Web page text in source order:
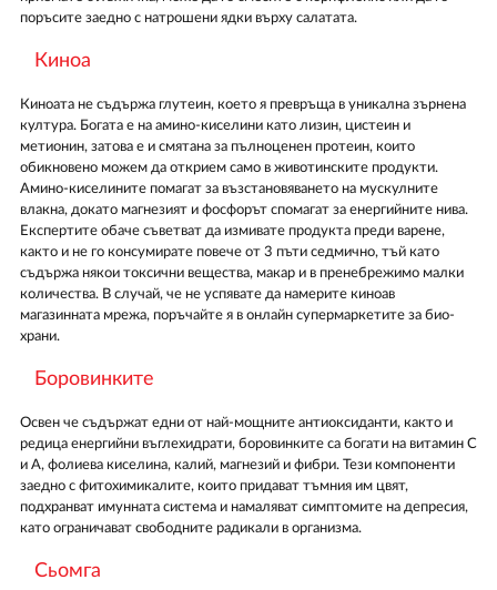
поръсите заедно с натрошени ядки върху салатата.
Киноа
Киноата не съдържа глутеин, което я превръща в уникална зърнена
култура. Богата е на амино-киселини като лизин, цистеин и
метионин, затова е и смятана за пълноценен протеин, които
обикновено можем да открием само в животинските продукти.
Амино-киселините помагат за възстановяването на мускулните
влакна, докато магнезият и фосфорът спомагат за енергийните нива.
Експертите обаче съветват да измивате продукта преди варене,
както и не го консумирате повече от 3 пъти седмично, тъй като
съдържа някои токсични вещества, макар и в пренебрежимо малки
количества. В случай, че не успявате да намерите киноав
магазинната мрежа, поръчайте я в онлайн супермаркетите за био-
храни.
Боровинките
Освен че съдържат едни от най-мощните антиоксиданти, както и
редица енергийни въглехидрати, боровинките са богати на витамин С
и А, фолиева киселина, калий, магнезий и фибри. Тези компоненти
заедно с фитохимикалите, които придават тъмния им цвят,
подхранват имунната система и намаляват симптомите на депресия,
като ограничават свободните радикали в организма.
Сьомга